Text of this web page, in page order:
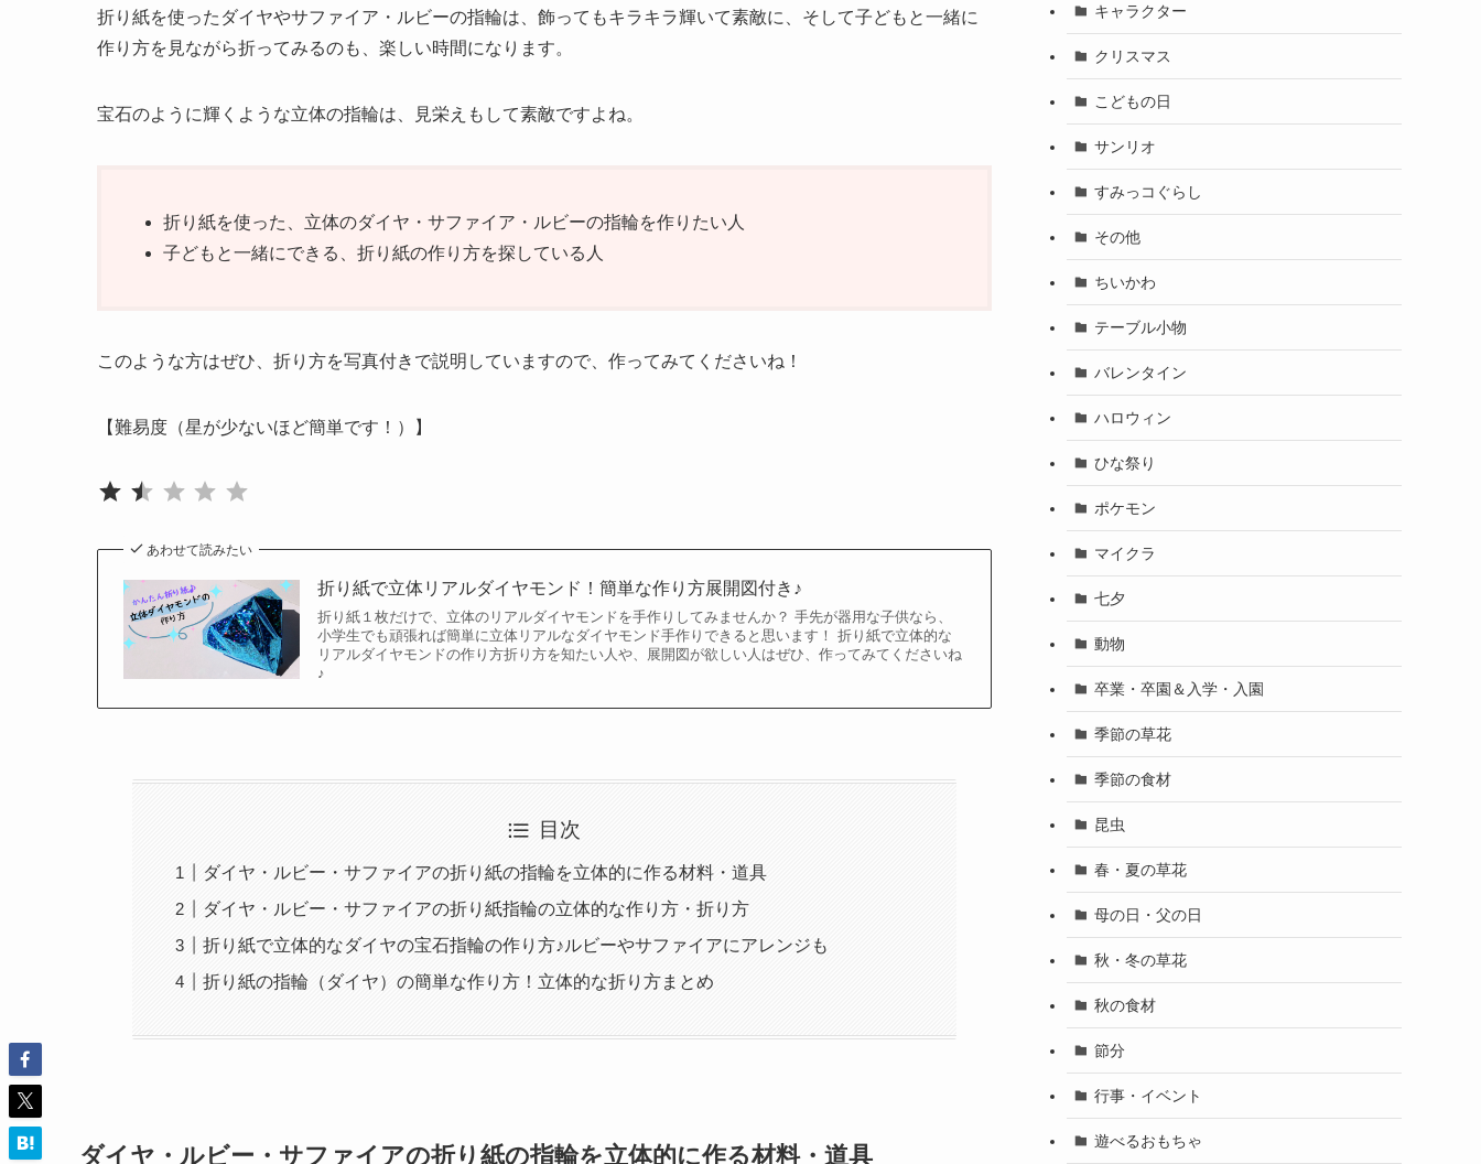
折り紙を使ったダイヤやサファイア・ルビーの指輪は、飾ってもキラキラ輝いて素敵に、そして子どもと一緒に
作り方を見ながら折ってみるのも、楽しい時間になります。
宝石のように輝くような立体の指輪は、見栄えもして素敵ですよね。
折り紙を使った、立体のダイヤ・サファイア・ルビーの指輪を作りたい人
子どもと一緒にできる、折り紙の作り方を探している人
このような方はぜひ、折り方を写真付きで説明していますので、作ってみてくださいね！
【難易度（星が少ないほど簡単です！）】
⭐
あわせて読みたい
折り紙で立体リアルダイヤモンド！簡単な作り方展開図付き♪
折り紙１枚だけで、立体のリアルダイヤモンドを手作りしてみませんか？ 手先が器用な子供なら、
小学生でも頑張れば簡単に立体リアルなダイヤモンド手作りできると思います！ 折り紙で立体的な
リアルダイヤモンドの作り方折り方を知たい人や、展開図が欲しい人はぜひ、作ってみてくださいね
♪
目次
ダイヤ・ルビー・サファイアの折り紙の指輪を立体的に作る材料・道具
ダイヤ・ルビー・サファイアの折り紙指輪の立体的な作り方・折り方
折り紙で立体的なダイヤの宝石指輪の作り方♪ルビーやサファイアにアレンジも
折り紙の指輪（ダイヤ）の簡単な作り方！立体的な折り方まとめ
ダイヤ・ルビー・サファイアの折り紙の指輪を立体的に作る材料・道具
キャラクター
クリスマス
こどもの日
サンリオ
すみっコぐらし
その他
ちいかわ
テーブル小物
バレンタイン
ハロウィン
ひな祭り
ポケモン
マイクラ
七夕
動物
卒業・卒園＆入学・入園
季節の草花
季節の食材
昆虫
春・夏の草花
母の日・父の日
秋・冬の草花
秋の食材
節分
行事・イベント
遊べるおもちゃ